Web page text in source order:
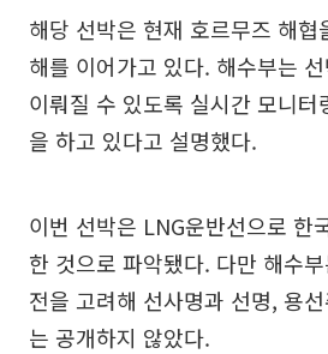
해당 선박은 현재 호르무즈 해협
해를 이어가고 있다. 해수부는
이뤄질 수 있도록 실시간 모니터
을 하고 있다고 설명했다.
이번 선박은 LNG운반선으로 한
한 것으로 파악됐다. 다만 해수
전을 고려해 선사명과 선명, 용
는 공개하지 않았다.